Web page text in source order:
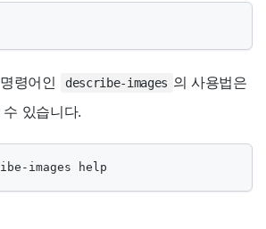
령어인 describe-images 의 사용법은
있습니다.
images help